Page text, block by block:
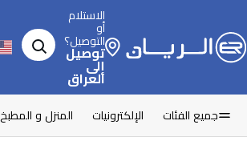
الاستلام
أو
التوصيل؟
توصيل
إلى
العراق
جميع الفئات الإلكترونيات المنزل و المطبخ